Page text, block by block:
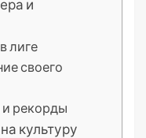
и
лиге
своего
рекорды
культуру